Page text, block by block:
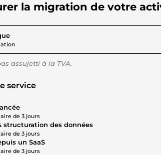
la migration de votre
pour 173,42 $US
assujetti à la TVA.
service
de 3 jours
structuration des données
de 3 jours
un SaaS
de 3 jours